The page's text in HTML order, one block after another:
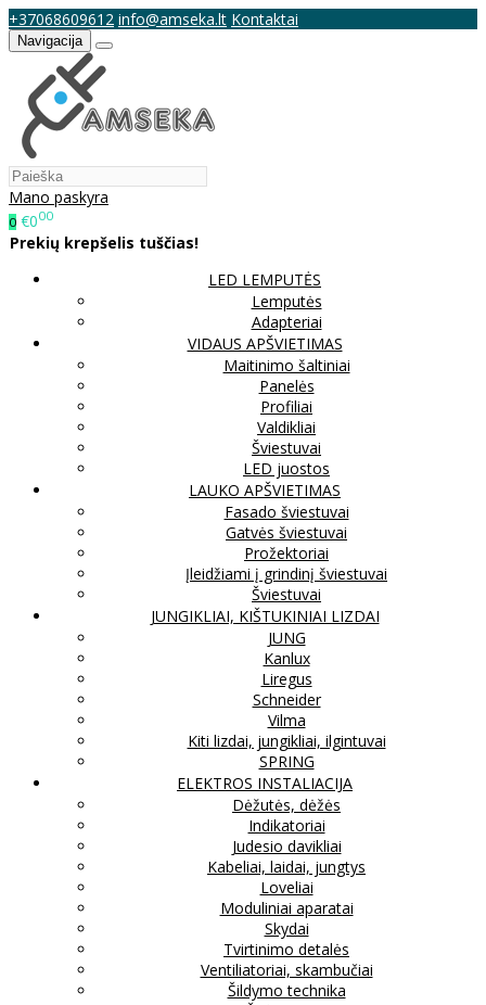
+37068609612 info@amseka.lt Kontaktai
Navigacija
Mano paskyra
0 €000
Prekių krepšelis tuščias!
LED LEMPUTĖS
Lemputės
Adapteriai
VIDAUS APŠVIETIMAS
Maitinimo šaltiniai
Panelės
Profiliai
Valdikliai
Šviestuvai
LED juostos
LAUKO APŠVIETIMAS
Fasado šviestuvai
Gatvės šviestuvai
Prožektoriai
Įleidžiami į grindinį šviestuvai
Šviestuvai
JUNGIKLIAI, KIŠTUKINIAI LIZDAI
JUNG
Kanlux
Liregus
Schneider
Vilma
Kiti lizdai, jungikliai, ilgintuvai
SPRING
ELEKTROS INSTALIACIJA
Dėžutės, dėžės
Indikatoriai
Judesio davikliai
Kabeliai, laidai, jungtys
Loveliai
Moduliniai aparatai
Skydai
Tvirtinimo detalės
Ventiliatoriai, skambučiai
Šildymo technika